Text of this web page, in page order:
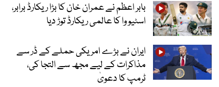
بابر اعظم نے عمران خان کا بڑا ریکارڈ برابر،
اسٹیو وا کا عالمی ریکارڈ توڑ دیا
ایران نے بڑے امریکی حملے کے ڈر سے
مذاکرات کے لیے مجھ سے التجا کی،
ٹرمپ کا دعویٰ